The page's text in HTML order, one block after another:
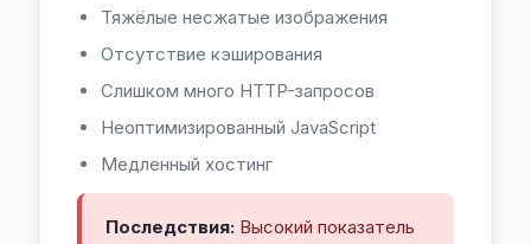
Тяжёлые несжатые изображения
Отсутствие кэширования
Слишком много HTTP-запросов
Неоптимизированный JavaScript
Медленный хостинг
Последствия: Высокий показатель